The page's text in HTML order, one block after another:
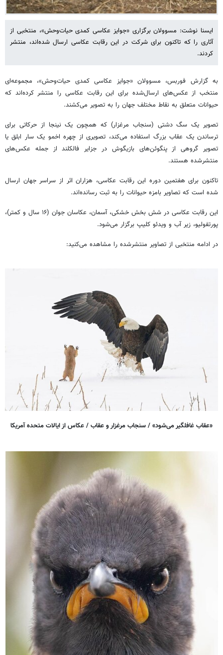
ایسنا نوشت: مسوولان برگزاری «جوایز عکاسی کمدی حیات‌وحش»، منتخبی از
آثاری را که تاکنون برای شرکت در این رقابت عکاسی ارسال شده‌اند، منتشر
کردند.
به گزارش فوربس، مسوولان «جوایز عکاسی کمدی حیات‌وحش»، مجموعه‌ای
منتخب از عکس‌های ارسال‌شده برای این رقابت عکاسی را منتشر کرده‌اند که
حیوانات متعلق به نقاط مختلف جهان را به تصویر می‌کشند.
تصویر یک سگ دشتی (سنجاب مرغزار) که همچون یک نینجا از حرکاتی برای
ترساندن یک عقاب بزرگ استفاده می‌کند، تصویری از چهره اخمو یک سار ابلق یا
تصویر گروهی از پنگوئن‌های بازیگوش در جزایر فالکلند از جمله عکس‌های
منتشرشده هستند.
تاکنون برای هفتمین دوره این رقابت عکاسی، هزاران اثر از سراسر جهان ارسال
شده است که تصاویر بامزه حیوانات را به ثبت رسانده‌اند.
این رقابت عکاسی در شش بخش خشکی، آسمان، عکاسان جوان (۱۶ سال و کمتر)،
پورتفولیو، زیر آب و ویدئو کلیپ برگزار می‌شود.
در ادامه منتخبی از تصاویر منتشرشده را مشاهده می‌کنید:
«عقاب غافلگیر می‌شود» / سنجاب مرغزار و عقاب / عکاس از ایالات متحده آمریکا